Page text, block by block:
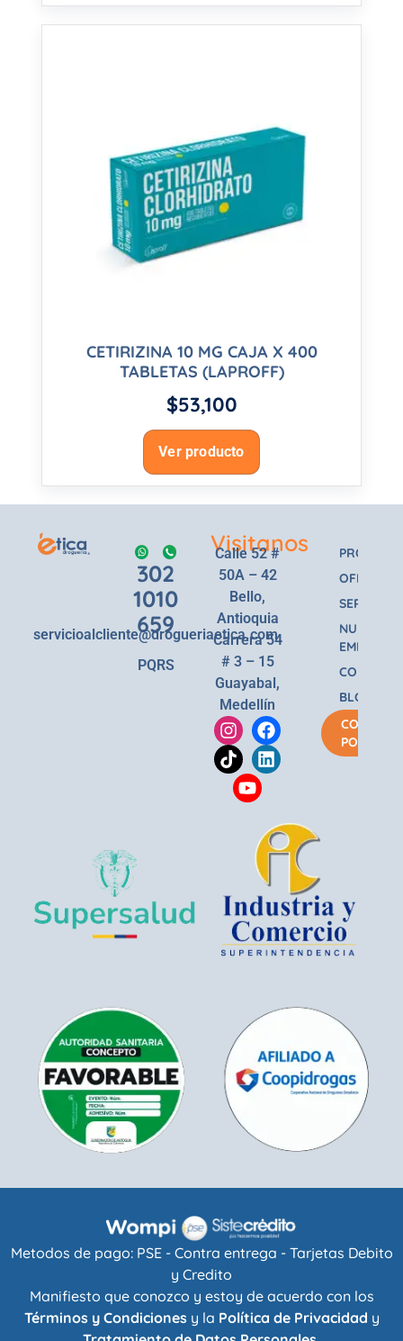
CETIRIZINA 10 MG CAJA X 400
TABLETAS (LAPROFF)
$53,100
Ver producto
302
1010
659
servicioalcliente@drogueriaetica.com
PQRS
Visitanos
Calle 52 #
50A – 42
Bello,
Antioquia
Carrera 54
# 3 – 15
Guayabal,
Medellín
OFERTAS
SERVICIOS
NUESTRA
EMPRESA
BLOG
COMPRA
POR
Metodos de pago: PSE - Contra entrega - Tarjetas Debito
y Credito
Manifiesto que conozco y estoy de acuerdo con los
Términos y Condicionesy la Política de Privacidad y